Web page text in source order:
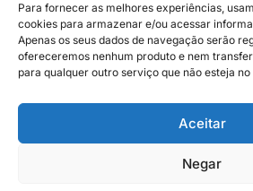
Para fornecer as melhores experiências,
cookies para armazenar e/ou acessar
Apenas os seus dados de navegação serão
ofereceremos nenhum produto e nem
para qualquer outro serviço que não esteja no
Aceitar
Negar
Siga e compartilhe
Almanaque Urupês @2025. Todos os